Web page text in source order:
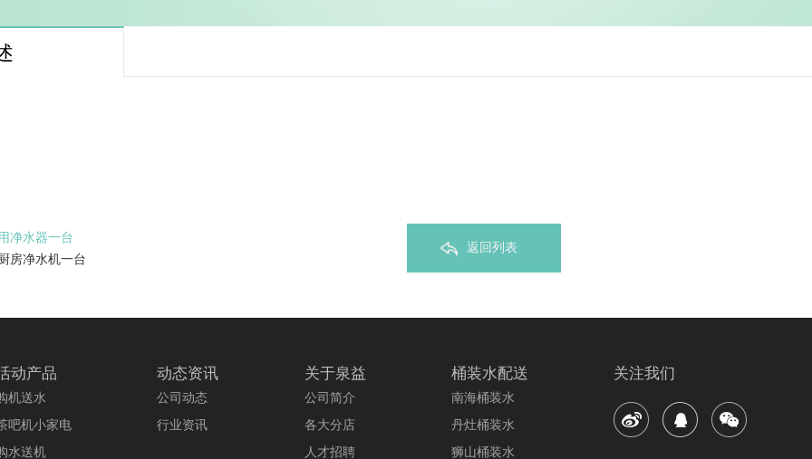
净水器一台
房净水机一台
返回列表
动产品
机送水
吧机小家电
水送机
动态资讯
公司动态
行业资讯
关于泉益
公司简介
各大分店
人才招聘
桶装水配送
南海桶装水
丹灶桶装水
狮山桶装水
关注我们